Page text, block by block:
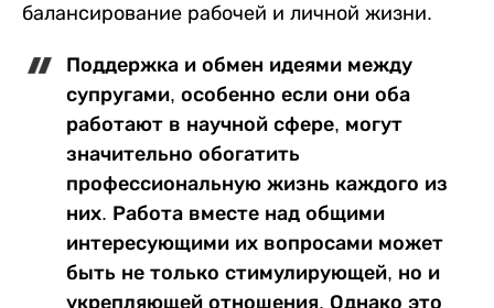
балансирование рабочей и личной жизни.
Поддержка и обмен идеями между
супругами, особенно если они оба
работают в научной сфере, могут
значительно обогатить
профессиональную жизнь каждого из
них. Работа вместе над общими
интересующими их вопросами может
быть не только стимулирующей, но и
укрепляющей отношения. Однако это